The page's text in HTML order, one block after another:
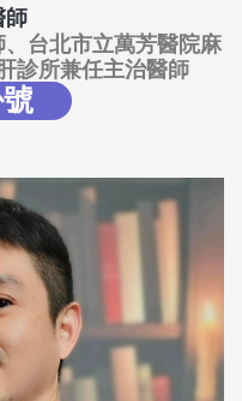
師
台北市立萬芳醫院麻
診所兼任主治醫師